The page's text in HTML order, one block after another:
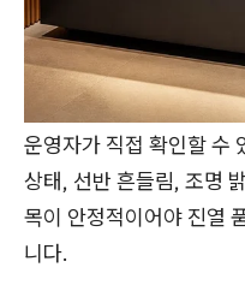
운영자가 직접 확인할 수
상태, 선반 흔들림, 조명
목이 안정적이어야 진열
니다.